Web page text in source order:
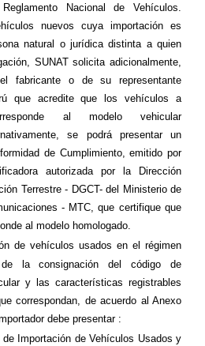
Nacional de Vehículos.
nuevos cuya importación es
natural o jurídica distinta a quien
SUNAT solicita adicionalmente,
fabricante o de su representante
que acredite que los vehículos a
al modelo vehicular
se podrá presentar un
de Cumplimiento, emitido por
autorizada por la Dirección
Terrestre - DGCT- del Ministerio de
- MTC, que certifique que
al modelo homologado.
de vehículos usados en el régimen
de la consignación del código de
y las características registrables
correspondan, de acuerdo al Anexo
debe presentar :
de Importación de Vehículos Usados y